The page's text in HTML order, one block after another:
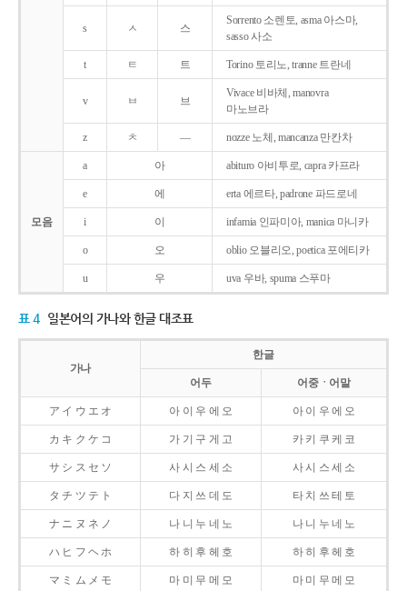
s ㅅ 스
Sorrento 소렌토, asma 아스마,
sasso 사소
t ㅌ 트 Torino 토리노, tranne 트란네
v ㅂ 브
Vivace 비바체, manovra
마노브라
z ㅊ ― nozze 노체, mancanza 만칸차
모음
a 아 abituro 아비투로, capra 카프라
e 에 erta 에르타, padrone 파드로네
i 이 infamia 인파미아, manica 마니카
o 오 oblio 오블리오, poetica 포에티카
u 우 uva 우바, spuma 스푸마
표 4 일본어의 가나와 한글 대조표
가나
한글
어두 어중ㆍ어말
ア イ ウ エ オ 아 이 우 에 오 아 이 우 에 오
カ キ ク ケ コ 가 기 구 게 고 카 키 쿠 케 코
サ シ ス セ ソ 사 시 스 세 소 사 시 스 세 소
タ チ ツ テ ト 다 지 쓰 데 도 타 치 쓰 테 토
ナ ニ ヌ ネ ノ 나 니 누 네 노 나 니 누 네 노
ハ ヒ フ ヘ ホ 하 히 후 헤 호 하 히 후 헤 호
マ ミ ム メ モ 마 미 무 메 모 마 미 무 메 모